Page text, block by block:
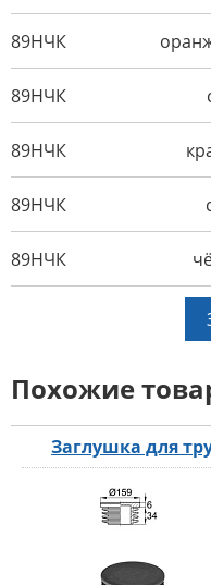
89НЧК
89НЧК
89НЧК
89НЧК
89НЧК
Похожие
Заглушка для